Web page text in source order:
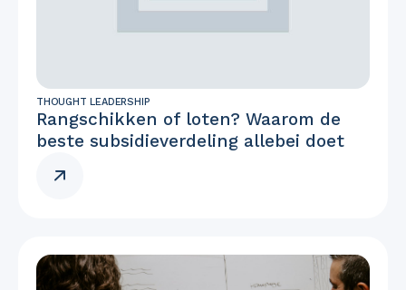
THOUGHT LEADERSHIP
Rangschikken of loten? Waarom de
beste subsidieverdeling allebei doet